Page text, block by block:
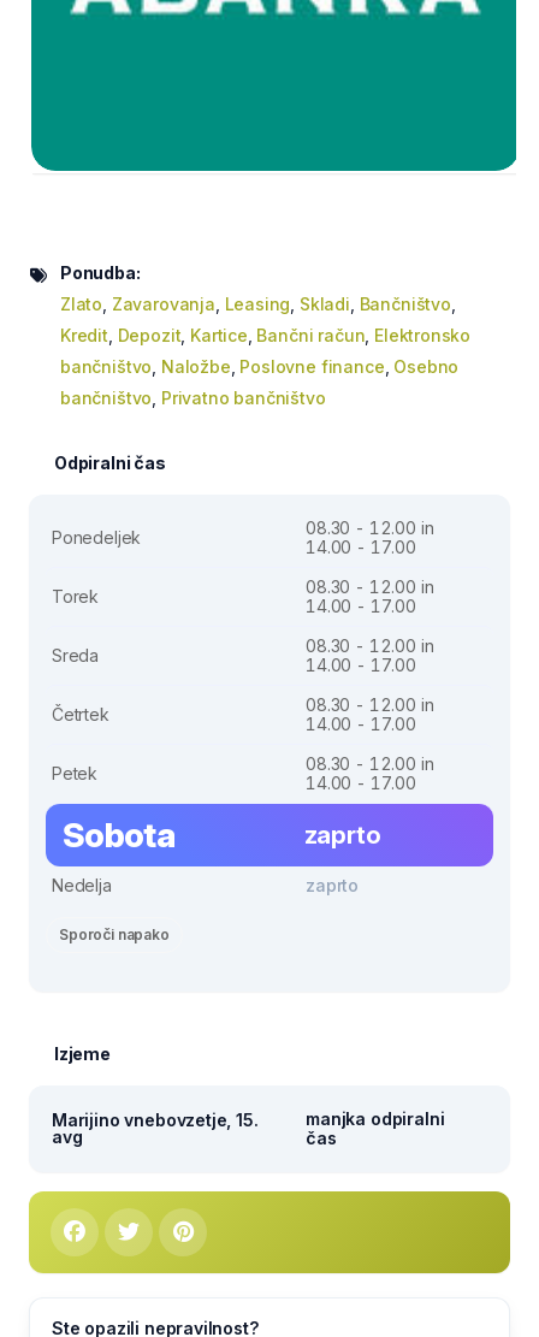
Ponudba:
Zlato Zavarovanja Leasing Skladi Bančništvo
Kredit Depozit Kartice Bančni račun Elektronsko
bančništvo Naložbe Poslovne finance Osebno
bančništvo Privatno bančništvo
Odpiralni čas
Ponedeljek
08.30 - 12.00 in
14.00 - 17.00
Torek
08.30 - 12.00 in
14.00 - 17.00
Sreda
08.30 - 12.00 in
14.00 - 17.00
Četrtek
08.30 - 12.00 in
14.00 - 17.00
Petek
08.30 - 12.00 in
14.00 - 17.00
Sobota zaprto
Nedelja zaprto
Sporoči napako
Izjeme
Marijino vnebovzetje, 15.
avg
manjka odpiralni
čas
Ste opazili nepravilnost?